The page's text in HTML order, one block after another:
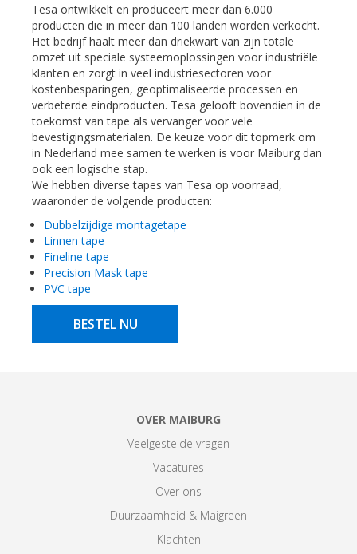
Tesa ontwikkelt en produceert meer dan 6.000
producten die in meer dan 100 landen worden verkocht.
Het bedrijf haalt meer dan driekwart van zijn totale
omzet uit speciale systeemoplossingen voor industriële
klanten en zorgt in veel industriesectoren voor
kostenbesparingen, geoptimaliseerde processen en
verbeterde eindproducten. Tesa gelooft bovendien in de
toekomst van tape als vervanger voor vele
bevestigingsmaterialen. De keuze voor dit topmerk om
in Nederland mee samen te werken is voor Maiburg dan
ook een logische stap.
We hebben diverse tapes van Tesa op voorraad,
waaronder de volgende producten:
Dubbelzijdige montagetape
Linnen tape
Fineline tape
Precision Mask tape
PVC tape
BESTEL NU
OVER MAIBURG
Veelgestelde vragen
Vacatures
Over ons
Duurzaamheid & Maigreen
Klachten